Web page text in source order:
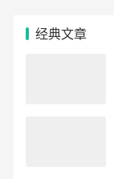
经典文章